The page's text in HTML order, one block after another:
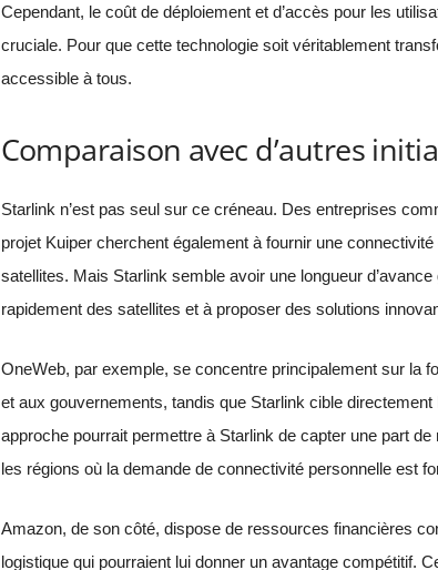
Cependant, le coût de déploiement et d’accès pour les
cruciale. Pour que cette technologie soit véritablement
accessible à tous.
Comparaison avec d’autres
Starlink n’est pas seul sur ce créneau. Des entreprises
projet Kuiper cherchent également à fournir une
satellites. Mais Starlink semble avoir une longueur
rapidement des satellites et à proposer des solutions
OneWeb, par exemple, se concentre principalement sur la
et aux gouvernements, tandis que Starlink cible
approche pourrait permettre à Starlink de capter une part
les régions où la demande de connectivité personnelle est
Amazon, de son côté, dispose de ressources financières
logistique qui pourraient lui donner un avantage compétitif.